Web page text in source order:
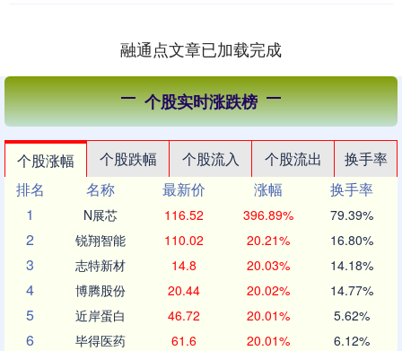
融通点文章已加载完成
个股实时涨跌榜
个股涨幅 个股跌幅 个股流入 个股流出
换手率
排名
名称 最新价 涨幅
换手率
1
N展芯 116.52 396.89% 79.39%
2 锐翔智能 110.02 20.21% 16.80%
3 志特新材 14.8 20.03% 14.18%
4 博腾股份 20.44 20.02% 14.77%
5 近岸蛋白 46.72 20.01% 5.62%
6 毕得医药 61.6 20.01% 6.12%